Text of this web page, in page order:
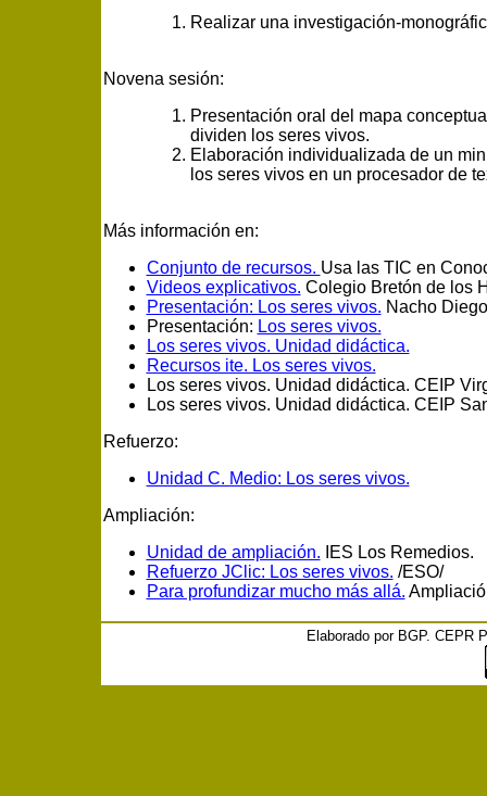
Realizar una investigación-
Novena sesión:
Presentación oral del mapa
dividen los seres vivos.
Elaboración individualizada de un
los seres vivos en un procesador de
Más información en:
Conjunto de recursos. Usa las TIC en
Videos explicativos. Colegio Bretón de los
Presentación: Los seres vivos. Nacho
Presentación: Los seres vivos.
Los seres vivos. Unidad didáctica.
Recursos ite. Los seres vivos.
Los seres vivos. Unidad didáctica. CEIP
Los seres vivos. Unidad didáctica. CEIP
Refuerzo:
Unidad C. Medio: Los seres vivos.
Ampliación:
Unidad de ampliación. IES Los Remedios.
Refuerzo JClic: Los seres vivos. /ESO/
Para profundizar mucho más allá.
Elaborado por BGP. CEPR